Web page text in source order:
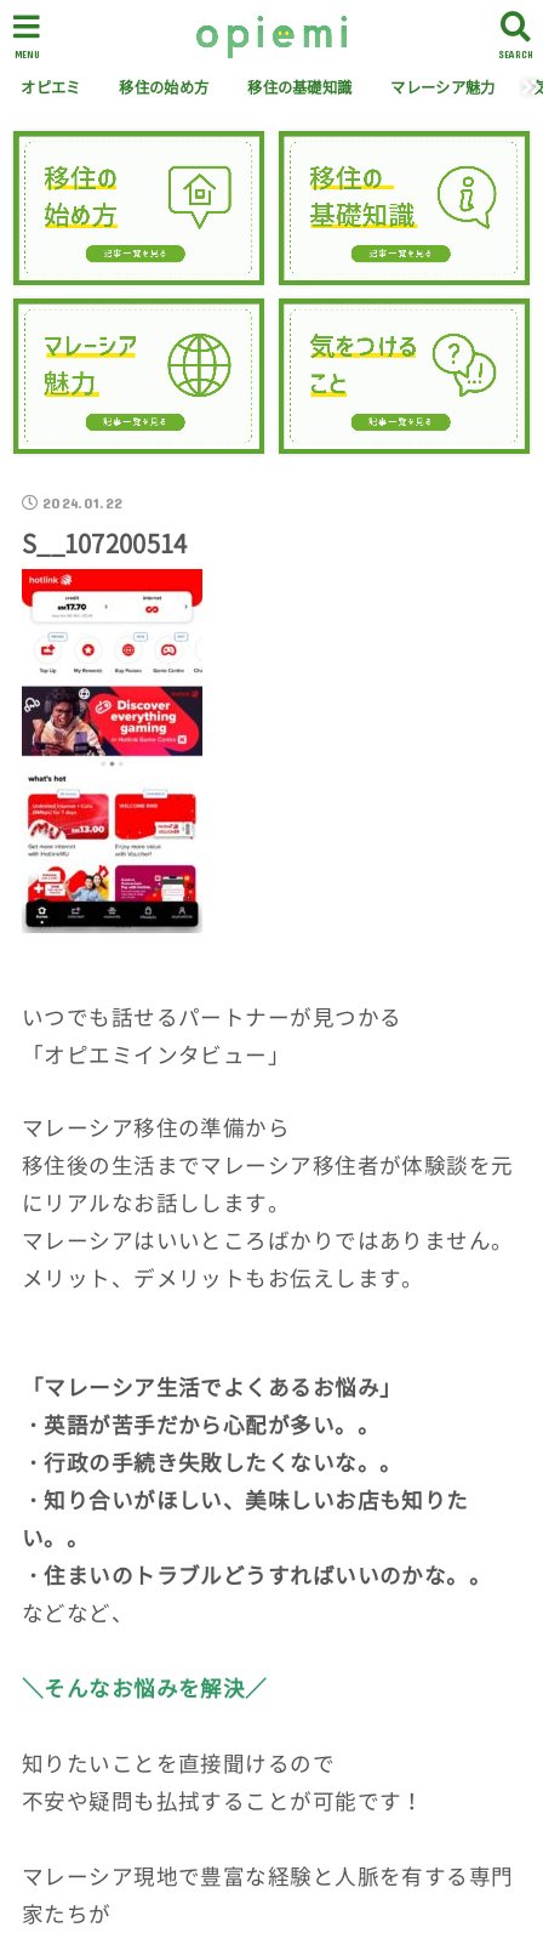
SEARCH
MENU
オピエミ 移住の始め方 移住の基礎知識 マレーシア魅力
2024.01.22
S__107200514
いつでも話せるパートナーが見つかる
「オピエミインタビュー」
マレーシア移住の準備から
移住後の生活までマレーシア移住者が体験談を元
にリアルなお話しします。
マレーシアはいいところばかりではありません。
メリット、デメリットもお伝えします。
「マレーシア生活でよくあるお悩み」
・英語が苦手だから心配が多い。。
・行政の手続き失敗したくないな。。
・知り合いがほしい、美味しいお店も知りた
い。。
・住まいのトラブルどうすればいいのかな。。
などなど、
＼そんなお悩みを解決／
知りたいことを直接聞けるので
不安や疑問も払拭することが可能です！
マレーシア現地で豊富な経験と人脈を有する専門
家たちが